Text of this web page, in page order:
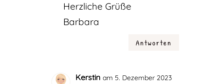
Herzliche Grüße
Barbara
Antworten
Kerstin am 5. Dezember 2023